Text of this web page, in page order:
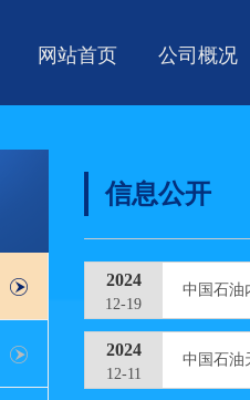
网站首页 公司概况
信息公开
2024
12-19
中国石油
2024
12-11
中国石油